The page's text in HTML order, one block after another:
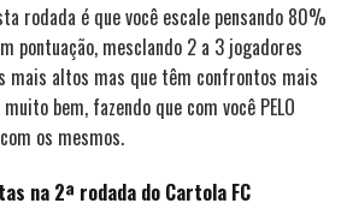
rodada é que você escale pensando 80%
pontuação, mesclando 2 a 3 jogadores
mais altos mas que têm confrontos mais
bem, fazendo que com você PELO
os mesmos.
na 2ª rodada do Cartola FC